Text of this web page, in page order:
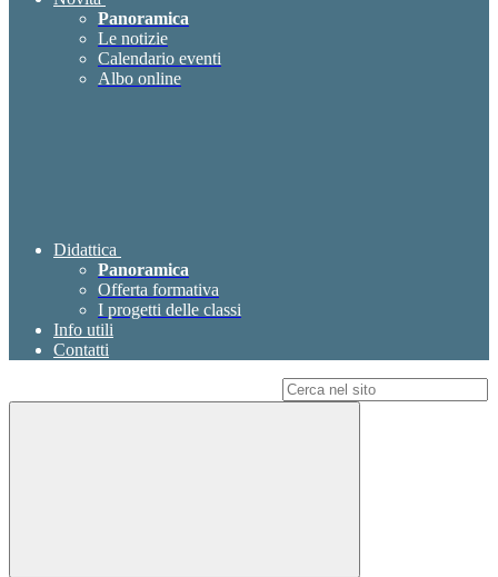
Panoramica
Le notizie
Calendario eventi
Albo online
Didattica
Panoramica
Offerta formativa
I progetti delle classi
Info utili
Contatti